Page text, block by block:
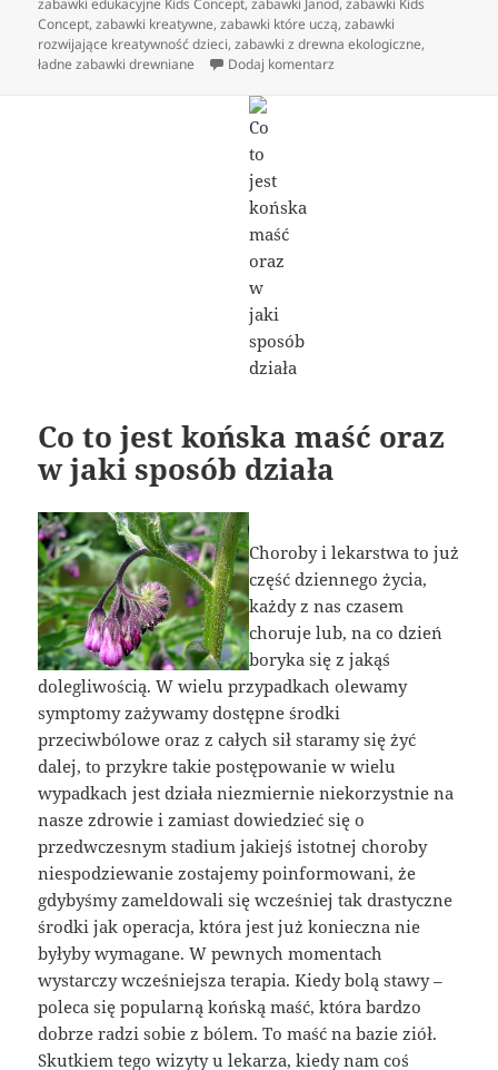
zabawki edukacyjne Kids Concept,zabawki Janod,zabawki Kids
Concept,zabawki kreatywne,zabawki które uczą,zabawki
rozwijające kreatywność dzieci,zabawki z drewna ekologiczne,
ładne zabawki drewniane
Dodaj komentarz
Co to jest końska maść oraz
w jaki sposób działa
Choroby i lekarstwa to już
część dziennego życia,
każdy z nas czasem
choruje lub, na co dzień
boryka się z jakąś
dolegliwością. W wielu przypadkach olewamy
symptomy zażywamy dostępne środki
przeciwbólowe oraz z całych sił staramy się żyć
dalej, to przykre takie postępowanie w wielu
wypadkach jest działa niezmiernie niekorzystnie na
nasze zdrowie i zamiast dowiedzieć się o
przedwczesnym stadium jakiejś istotnej choroby
niespodziewanie zostajemy poinformowani, że
gdybyśmy zameldowali się wcześniej tak drastyczne
środki jak operacja, która jest już konieczna nie
byłyby wymagane. W pewnych momentach
wystarczy wcześniejsza terapia. Kiedy bolą stawy –
poleca się popularną końską maść, która bardzo
dobrze radzi sobie z bólem. To maść na bazie ziół.
Skutkiem tego wizyty u lekarza, kiedy nam coś